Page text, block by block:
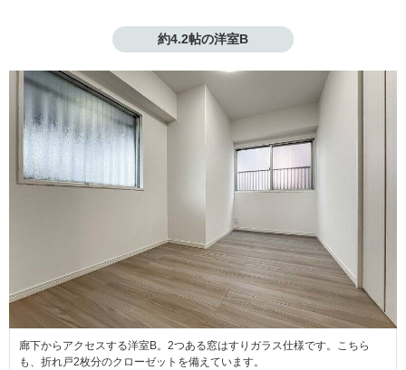
約4.2帖の洋室B
廊下からアクセスする洋室B。2つある窓はすりガラス仕様です。こちら
も、折れ戸2枚分のクローゼットを備えています。